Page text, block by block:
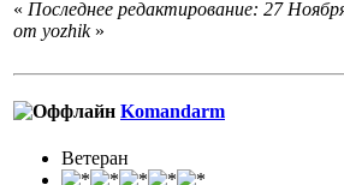
« Последнее редактирование: 27
от yozhik»
Komandarm
Ветеран